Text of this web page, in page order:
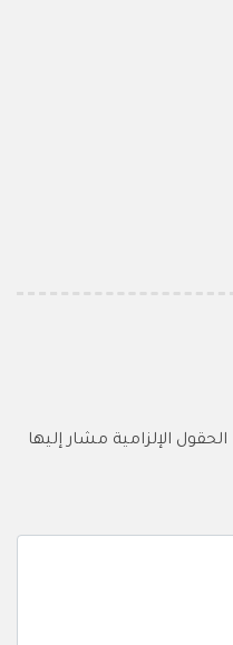
الحقول الإلزامية مشار إليها